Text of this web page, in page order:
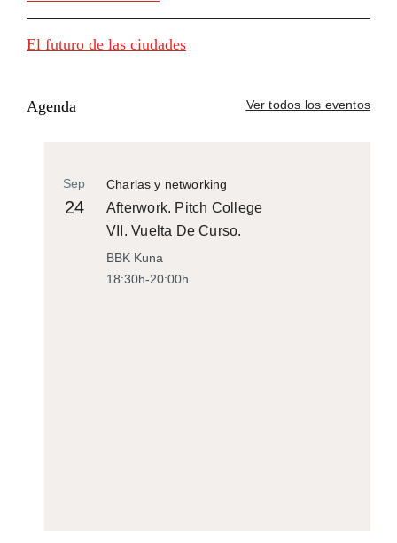
El futuro de las ciudades
Agenda Ver todos los eventos
Charlas y networking
Sep
24
Afterwork. Pitch College
VII. Vuelta De Curso.
BBK Kuna
18:30h-20:00h